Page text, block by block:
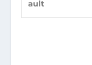
ault